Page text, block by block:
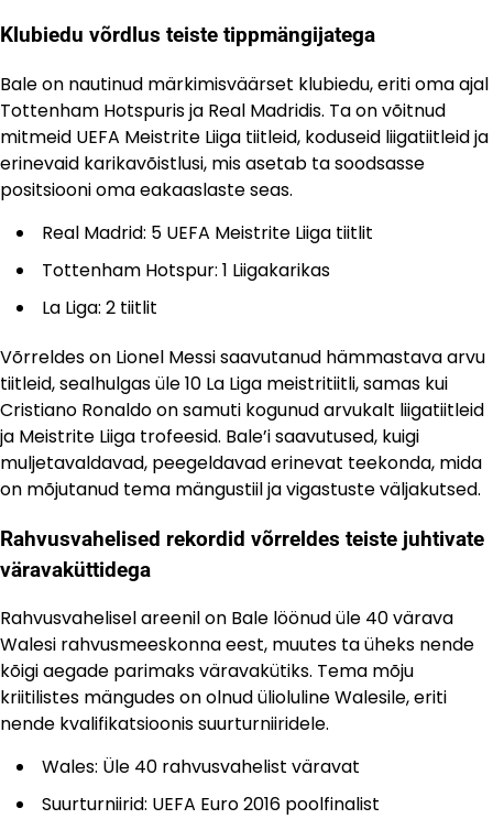
Klubiedu võrdlus teiste tippmängijatega
Bale on nautinud märkimisväärset klubiedu, eriti oma ajal
Tottenham Hotspuris ja Real Madridis. Ta on võitnud
mitmeid UEFA Meistrite Liiga tiitleid, koduseid liigatiitleid ja
erinevaid karikavõistlusi, mis asetab ta soodsasse
positsiooni oma eakaaslaste seas.
Real Madrid: 5 UEFA Meistrite Liiga tiitlit
Tottenham Hotspur: 1 Liigakarikas
La Liga: 2 tiitlit
Võrreldes on Lionel Messi saavutanud hämmastava arvu
tiitleid, sealhulgas üle 10 La Liga meistritiitli, samas kui
Cristiano Ronaldo on samuti kogunud arvukalt liigatiitleid
ja Meistrite Liiga trofeesid. Bale’i saavutused, kuigi
muljetavaldavad, peegeldavad erinevat teekonda, mida
on mõjutanud tema mängustiil ja vigastuste väljakutsed.
Rahvusvahelised rekordid võrreldes teiste juhtivate
väravaküttidega
Rahvusvahelisel areenil on Bale löönud üle 40 värava
Walesi rahvusmeeskonna eest, muutes ta üheks nende
kõigi aegade parimaks väravakütiks. Tema mõju
kriitilistes mängudes on olnud ülioluline Walesile, eriti
nende kvalifikatsioonis suurturniiridele.
Wales: Üle 40 rahvusvahelist väravat
Suurturniirid: UEFA Euro 2016 poolfinalist